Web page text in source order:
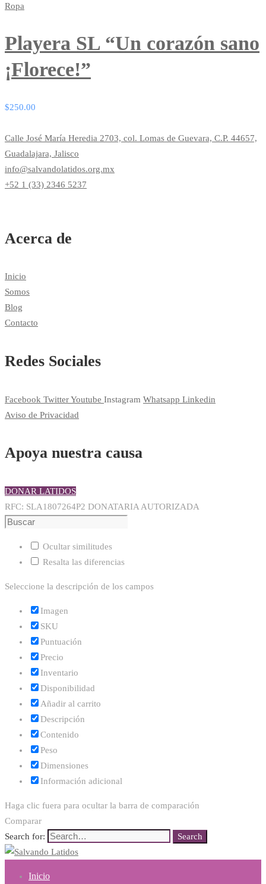
Ropa
Playera SL “Un corazón sano
¡Florece!”
$250.00
Calle José María Heredia 2703, col. Lomas de Guevara, C.P. 44657,
Guadalajara, Jalisco
info@salvandolatidos.org.mx
+52 1 (33) 2346 5237
Acerca de
Inicio
Somos
Blog
Contacto
Redes Sociales
Facebook TwitterYoutube Instagram Whatsapp Linkedin
Aviso de Privacidad
Apoya nuestra causa
DONAR LATIDOS
RFC: SLA1807264P2 DONATARIA AUTORIZADA
Ocultar similitudes
Resalta las diferencias
Seleccione la descripción de los campos
Imagen
SKU
Puntuación
Precio
Inventario
Disponibilidad
Añadir al carrito
Descripción
Contenido
Peso
Dimensiones
Información adicional
Haga clic fuera para ocultar la barra de comparación
Comparar
Search for:
Search
Inicio